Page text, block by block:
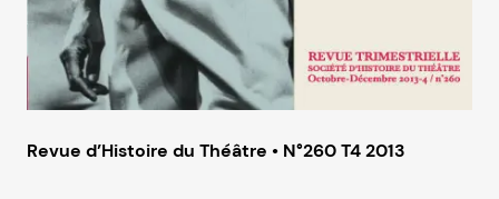
Revue d’Histoire du Théâtre • N°260 T4 2013